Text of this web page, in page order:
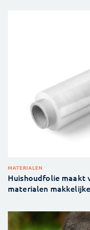
MATERIALEN
Huishoudfolie maakt
materialen